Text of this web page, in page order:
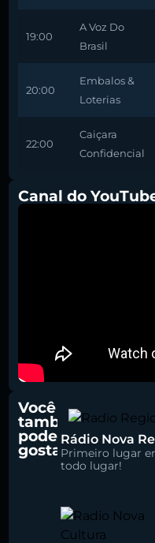
19:00
A Voz Do
Brasil
20:00
Embalos &
Loterias
22:00
Caiçara
Confidencial
Canal do
Você
também
pode
gostarPrimeiro lugar
todo lugar!